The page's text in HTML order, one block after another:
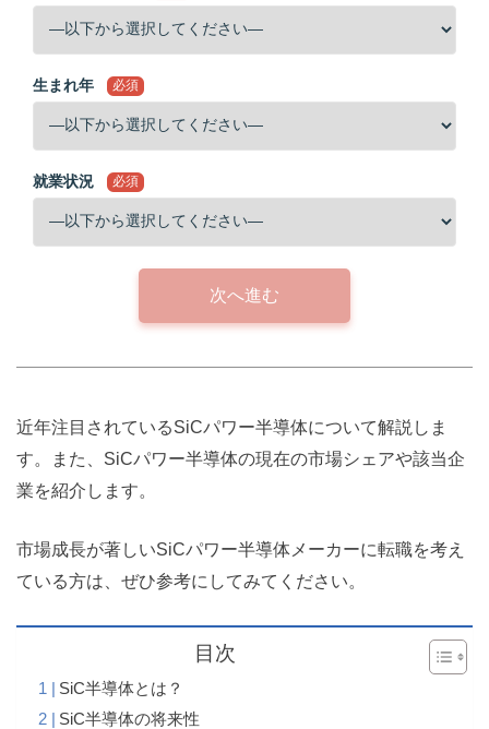
生まれ年 必須
就業状況 必須
次へ進む
近年注目されているSiCパワー半導体について解説しま
す。また、SiCパワー半導体の現在の市場シェアや該当企
業を紹介します。
市場成長が著しいSiCパワー半導体メーカーに転職を考え
ている方は、ぜひ参考にしてみてください。
目次
SiC半導体とは？
SiC半導体の将来性